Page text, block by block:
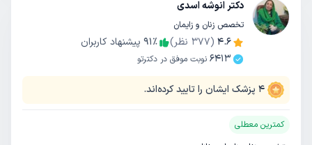
دکتر انوشه اسدی
تخصص زنان و زایمان
4.6
(
377 نظر) 91٪
پیشنهاد کاربران
6413 نوبت موفق در دکترتو
4 پزشک ایشان را تایید کرده‌اند.
کمترین معطلی